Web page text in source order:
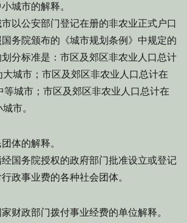
市的解释。
公安部门登记在册的非农业正式户口
务院颁布的《城市规划条例》中规定的
分标准是：市区及郊区非农业人口总计
城市；市区及郊区非农业人口总计在
等城市；市区及郊区非农业人口总计在
市。
的解释。
务院授权的政府部门批准设立或登记
政事业费的各种社会团体。
政部门拨付事业经费的单位解释。